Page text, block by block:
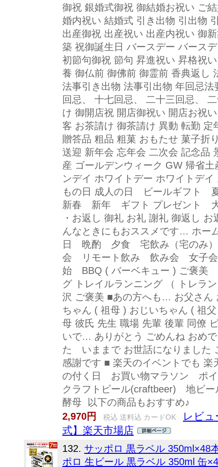
御祝 銀婚式御祝 御結婚お祝い ご
婚内祝い 結婚式 引き出物 引出物
出産御祝 出産祝い 出産内祝い 御
築 祝御誕生日 バースデー バース
初節句御祝 節句 昇進祝い 昇格祝
養 御仏前 御佛前 御霊前 香典返し
法事引き出物 法事引出物 年回忌
回忌、 十七回忌、 二十三回忌、
け 御開店祝 開店御祝い 開店お祝
客 お茶請け 御茶請け 異動 転勤
贈答品 粗品 粗菓 おもたせ 菓子折
送迎 新年会 忘年会 二次会 記念品
産 ゴールデンウィーク GW 帰省
ンデイ ホワイトデー ホワイトデ
もの日 成人の日 ビールギフ
新春 新年 ギフト プレゼント
・お返し 御礼 お礼 謝礼 御返し
んなときにもおススメです… ホ
日 晩酌 夕食 宅飲み（宅のみ
会 リモート飲み 飲み会 女子
始 BBQ ( バーベキュー ) ご褒美
グ トレイルランニング （ トレ
沢 ご褒美 ■あの方へも… お父さん
ちゃん ( 祖母 ) おじいちゃん ( 祖
母 彼氏 先生 職場 先輩 後輩 同僚
いで… ありがとう ごめんね おめ
た いままで お世話になりました
感謝です ■ 楽天のイベントでも
の付く日 お買い物マラソン ポ
クラフトビール(craftbeer) 地
酵母 以下の商品もおすすめ♪
2,970円
税込 送料込 カードOK
レビュ
式】楽天市場店
132. サッポロ 黒ラベル 350ml×48
ポロ 生ビール 黒ラベル 350ml 缶